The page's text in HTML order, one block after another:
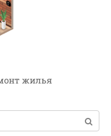
жилья